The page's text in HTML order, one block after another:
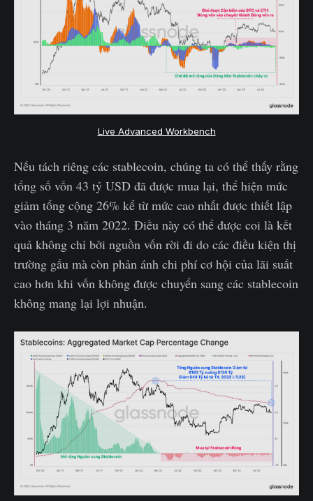
Live Advanced Workbench
Nếu tách riêng các stablecoin, chúng ta có thể thấy rằng
tổng số vốn 43 tỷ USD đã được mua lại, thể hiện mức
giảm tổng cộng 26% kể từ mức cao nhất được thiết lập
vào tháng 3 năm 2022. Điều này có thể được coi là kết
quả không chỉ bởi nguồn vốn rời đi do các điều kiện thị
trường gấu mà còn phản ánh chi phí cơ hội của lãi suất
cao hơn khi vốn không được chuyển sang các stablecoin
không mang lại lợi nhuận.